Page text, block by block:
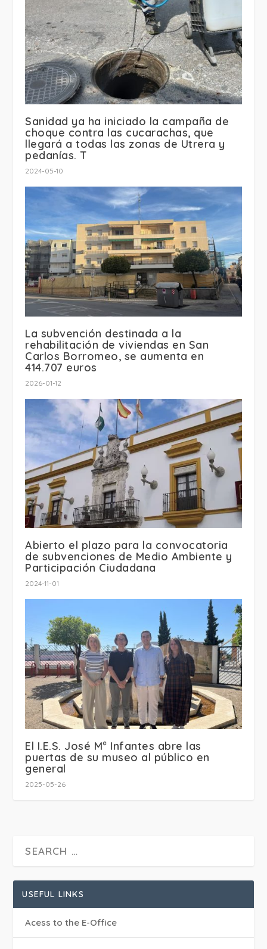
Sanidad ya ha iniciado la campaña de
choque contra las cucarachas, que
llegará a todas las zonas de Utrera y
pedanías. T
2024-05-10
La subvención destinada a la
rehabilitación de viviendas en San
Carlos Borromeo, se aumenta en
414.707 euros
2026-01-12
Abierto el plazo para la convocatoria
de subvenciones de Medio Ambiente y
Participación Ciudadana
2024-11-01
El I.E.S. José Mª Infantes abre las
puertas de su museo al público en
general
2025-05-26
USEFUL LINKS
Acess to the E-Office